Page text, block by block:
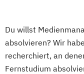
Du willst
absolvieren? Wir
recherchiert, an
Fernstudium